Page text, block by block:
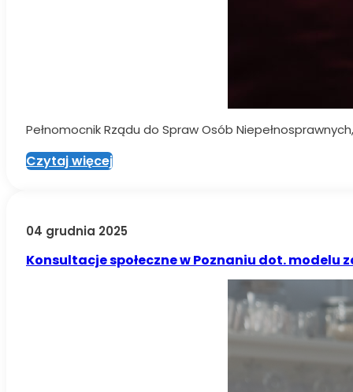
Pełnomocnik Rządu do Spraw Osób
Czytaj więcej
04 grudnia 2025
Konsultacje społeczne w Poznaniu dot.